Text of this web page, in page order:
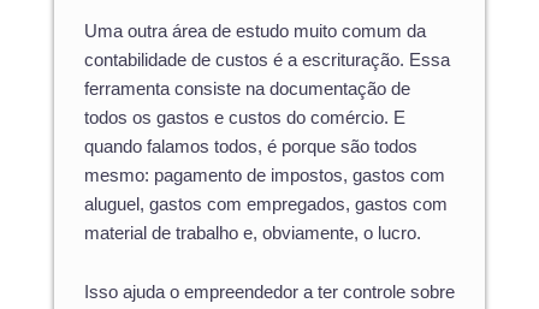
Uma outra área de estudo muito comum da
contabilidade de custos é a escrituração. Essa
ferramenta consiste na documentação de
todos os gastos e custos do comércio. E
quando falamos todos, é porque são todos
mesmo: pagamento de impostos, gastos com
aluguel, gastos com empregados, gastos com
material de trabalho e, obviamente, o lucro.
Isso ajuda o empreendedor a ter controle sobre